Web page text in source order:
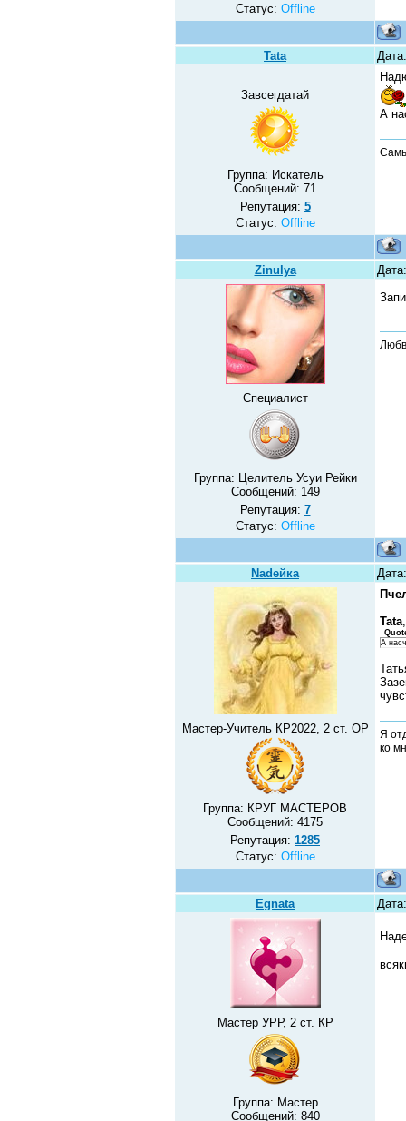
Статус: Offline
Tata
Завсегдатай
Группа: Искатель
Сообщений: 71
Репутация: 5
Статус: Offline
А
Zinulya
Специалист
Группа: Целитель Усуи Рейки
Сообщений: 149
Репутация: 7
Статус: Offline
Nadeйка
Мастер-Учитель КР2022, 2 ст. ОР
Группа: КРУГ МАСТЕРОВ
Сообщений: 4175
Репутация: 1285
Статус: Offline
Tata
А
Я
ко
Egnata
Мастер УРР, 2 ст. КР
Группа: Мастер
Сообщений: 840